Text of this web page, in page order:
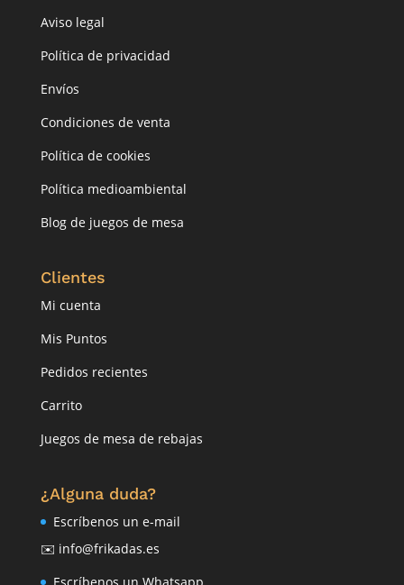
Aviso legal
Política de privacidad
Envíos
Condiciones de venta
Política de cookies
Política medioambiental
Blog de juegos de mesa
Clientes
Mi cuenta
Mis Puntos
Pedidos recientes
Carrito
Juegos de mesa de rebajas
¿Alguna duda?
Escríbenos un e-mail
✉️ info@frikadas.es